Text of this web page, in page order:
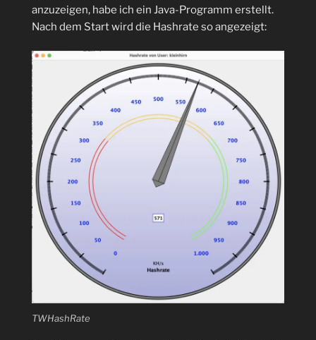
anzuzeigen, habe ich ein Java-Programm erstellt.
Nach dem Start wird die Hashrate so angezeigt:
TWHashRate